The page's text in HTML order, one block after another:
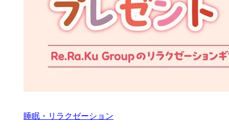
睡眠・リラクゼーション